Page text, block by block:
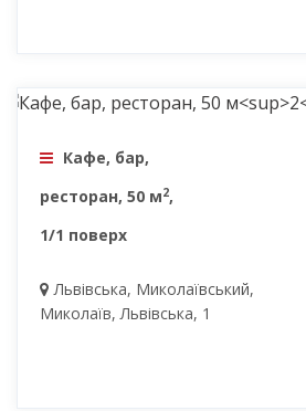
Кафе, бар,
ресторан, 50 м2,
1/1 поверх
Львівська, Миколаївський,
Миколаїв, Львівська, 1